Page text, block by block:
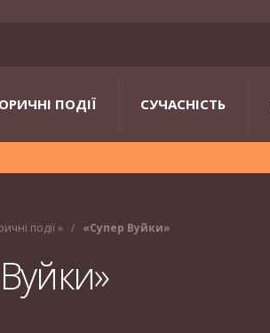
ПОДІЇ СУЧАСНІСТЬ
події» «Супер Вуйки»